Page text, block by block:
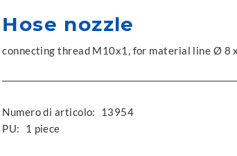
Hose nozzle
connecting thread M10x1, for material line Ø 8
Numero di articolo:
13954
PU:
1 piece